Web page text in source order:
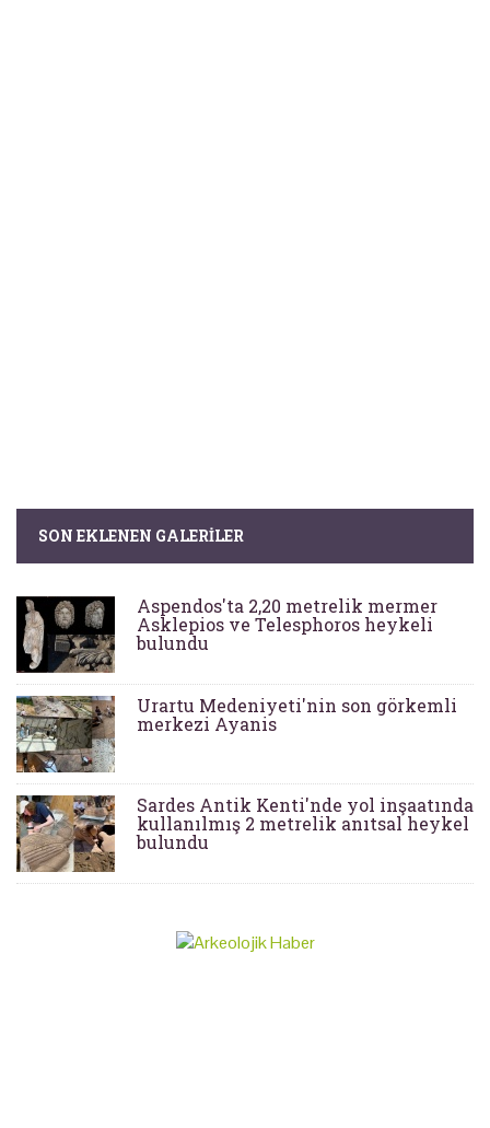
SON EKLENEN GALERILER
Aspendos'ta 2,20 metrelik mermer
Asklepios ve Telesphoros heykeli
bulundu
Urartu Medeniyeti'nin son görkemli
merkezi Ayanis
Sardes Antik Kenti'nde yol inşaatında
kullanılmış 2 metrelik anıtsal heykel
bulundu